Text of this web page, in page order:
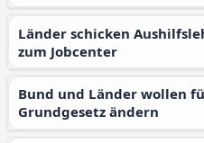
Länder schicken Aushilfslehrer in den Sommerferien
zum Jobcenter
Bund und Länder wollen für "Jobcenter" das
Grundgesetz ändern